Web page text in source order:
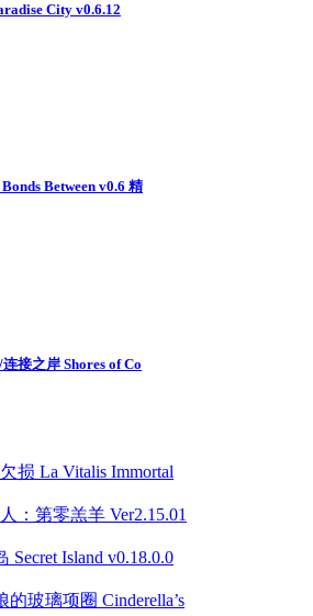
City v0.6.12
Between v0.6 精
接之岸 Shores of Co
损 La Vitalis Immortal
：第零羔羊 Ver2.15.01
Secret Island v0.18.0.0
玻璃项圈 Cinderella’s